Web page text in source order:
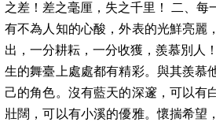
之差！差之毫厘，失之千里！ 二、每
有不為人知的心酸，外表的光鮮亮麗
出，一分耕耘，一分收獲，羨慕別人
生的舞臺上處處都有精彩。與其羨慕
己的角色。沒有藍天的深邃，可以有
壯闊，可以有小溪的優雅。懷揣希望